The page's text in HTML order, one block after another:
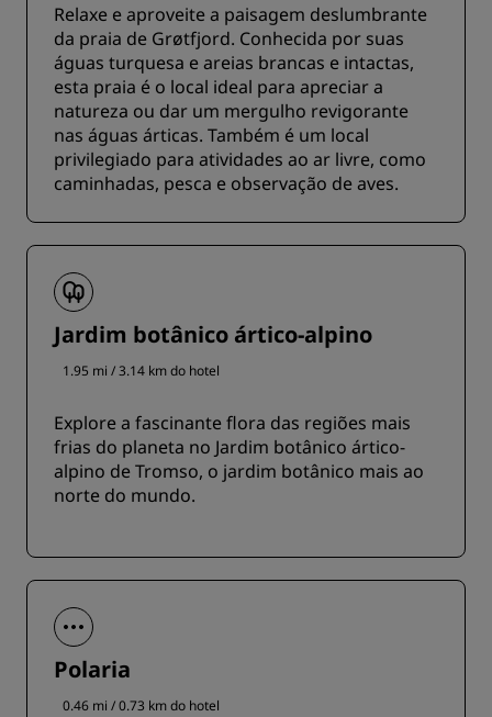
Relaxe e aproveite a paisagem deslumbrante
da praia de Grøtfjord. Conhecida por suas
águas turquesa e areias brancas e intactas,
esta praia é o local ideal para apreciar a
natureza ou dar um mergulho revigorante
nas águas árticas. Também é um local
privilegiado para atividades ao ar livre, como
caminhadas, pesca e observação de aves.
Jardim botânico ártico-alpino
1.95 mi / 3.14 km do hotel
Explore a fascinante flora das regiões mais
frias do planeta no Jardim botânico ártico-
alpino de Tromso, o jardim botânico mais ao
norte do mundo.
Polaria
0.46 mi / 0.73 km do hotel